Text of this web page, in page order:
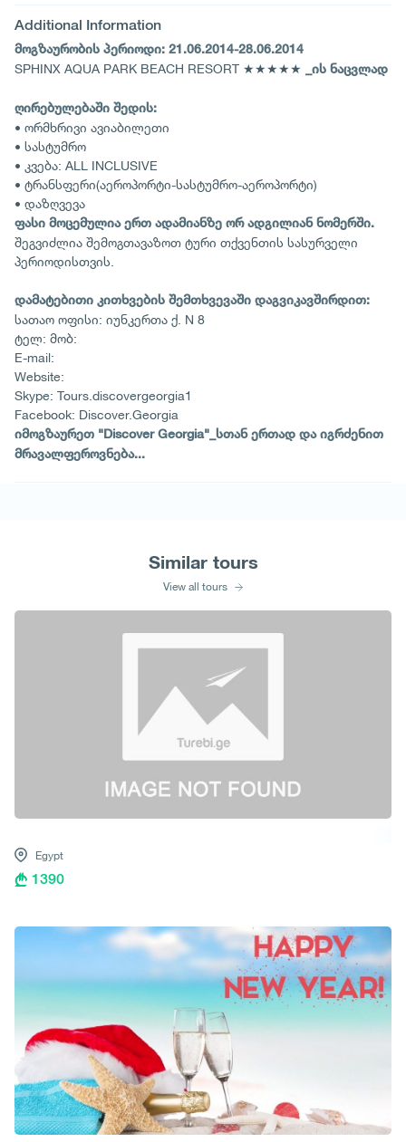
Additional Information
მოგზაურობის პერიოდი: 21.06.2014-28.06.2014
SPHINX AQUA PARK BEACH RESORT ★★★★★ _ის ნაცვლად
ღირებულებაში შედის:
• ორმხრივი ავიაბილეთი
• სასტუმრო
• კვება: ALL INCLUSIVE
• ტრანსფერი(აეროპორტი-სასტუმრო-აეროპორტი)
• დაზღვევა
ფასი მოცემულია ერთ ადამიანზე ორ ადგილიან ნომერში.
შეგვიძლია შემოგთავაზოთ ტური თქვენთის სასურველი
პერიოდისთვის.
დამატებითი კითხვების შემთხვევაში დაგვიკავშირდით:
სათაო ოფისი: იუნკერთა ქ. N 8
ტელ: მობ:
E-mail:
Website:
Skype: Tours.discovergeorgia1
Facebook: Discover.Georgia
იმოგზაურეთ "Discover Georgia"_სთან ერთად და იგრძენით
მრავალფეროვნება...
Similar tours
View all tours
Egypt
1390